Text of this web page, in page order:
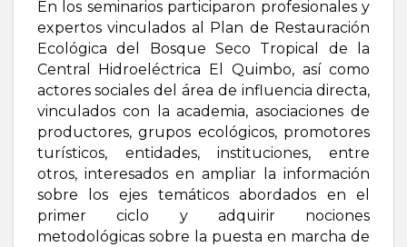
En los seminarios participaron profesionales y
expertos vinculados al Plan de Restauración
Ecológica del Bosque Seco Tropical de la
Central Hidroeléctrica El Quimbo, así como
actores sociales del área de influencia directa,
vinculados con la academia, asociaciones de
productores, grupos ecológicos, promotores
turísticos, entidades, instituciones, entre
otros, interesados en ampliar la información
sobre los ejes temáticos abordados en el
primer ciclo y adquirir nociones
metodológicas sobre la puesta en marcha de